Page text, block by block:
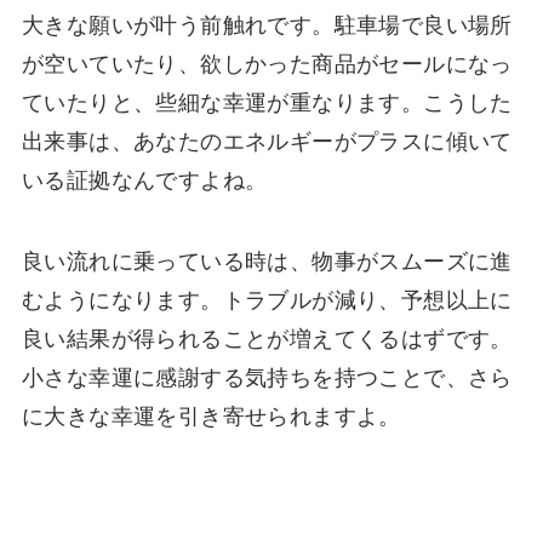
大きな願いが叶う前触れです。駐車場で良い場所
が空いていたり、欲しかった商品がセールになっ
ていたりと、些細な幸運が重なります。こうした
出来事は、あなたのエネルギーがプラスに傾いて
いる証拠なんですよね。
良い流れに乗っている時は、物事がスムーズに進
むようになります。トラブルが減り、予想以上に
良い結果が得られることが増えてくるはずです。
小さな幸運に感謝する気持ちを持つことで、さら
に大きな幸運を引き寄せられますよ。